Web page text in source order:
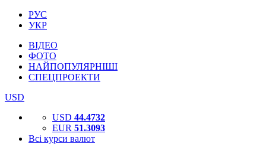
РУС
УКР
ВІДЕО
ФОТО
НАЙПОПУЛЯРНІШІ
СПЕЦПРОЕКТИ
USD
USD 44.4732
EUR 51.3093
Всі курси валют